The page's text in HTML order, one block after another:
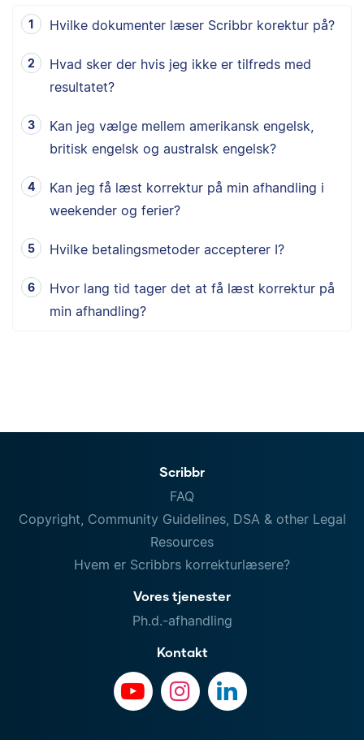
Hvilke dokumenter læser Scribbr korektur på?
Hvad sker der hvis jeg ikke er tilfreds med
resultatet?
Kan jeg vælge mellem amerikansk engelsk,
britisk engelsk og australsk engelsk?
Kan jeg få læst korrektur på min afhandling i
weekender og ferier?
Hvilke betalingsmetoder accepterer I?
Hvor lang tid tager det at få læst korrektur på
min afhandling?
Scribbr
FAQ
Copyright, Community Guidelines, DSA & other Legal
Resources
Hvem er Scribbrs korrekturlæsere?
Vores tjenester
Ph.d.-afhandling
Kontakt